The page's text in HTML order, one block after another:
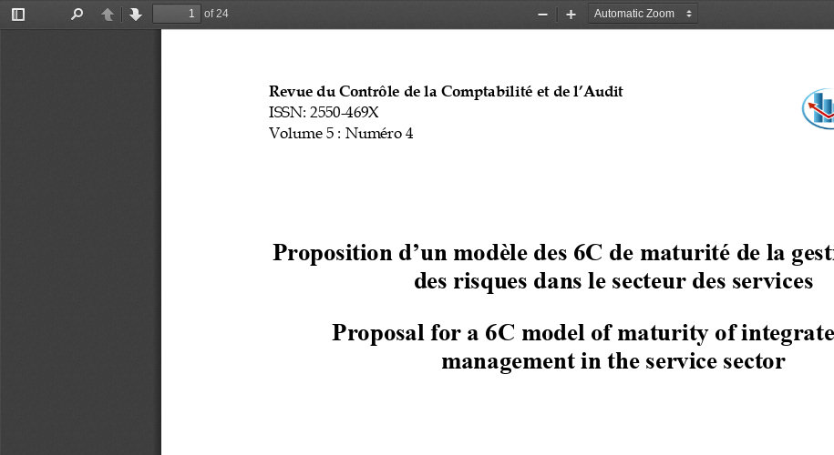
Toggle
PreviousNext
of 24
Zoom
Zoom
Revue du Contrôle de la Comptabilité et de l’Audit
ISSN: 2550-469X
Volume 5 : Numéro 4
Proposition d’un modèle des 6C de maturité de la
des risques dans le secteur des services
Proposal for a 6C model of maturity of
management in the service sector